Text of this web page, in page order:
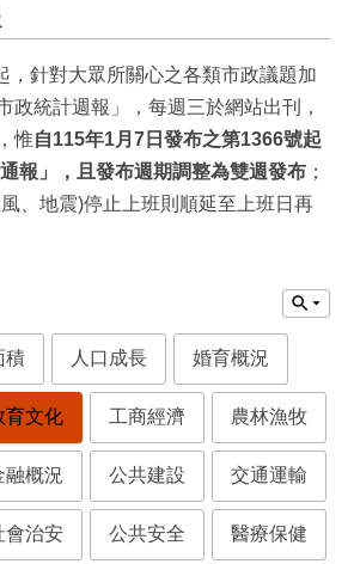
，針對大眾所關心之各類市政議題加
政統計週報」，每週三於網站出刊，
惟自115年1月7日發布之第1366號起
報」，且發布週期調整為雙週發布 ；
、地震)停止上班則順延至上班日再
積 人口成長 婚育概況
育文化 工商經濟 農林漁牧
融概況 公共建設 交通運輸
會治安 公共安全 醫療保健